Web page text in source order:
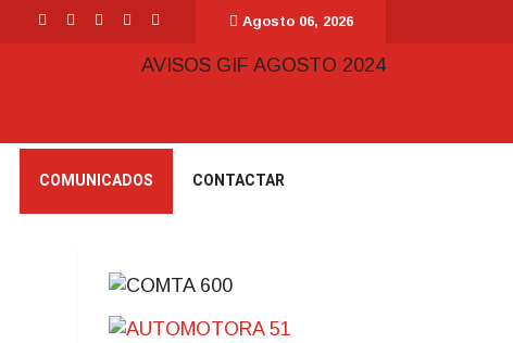
Agosto 06, 2026
COMUNICADOS CONTACTAR